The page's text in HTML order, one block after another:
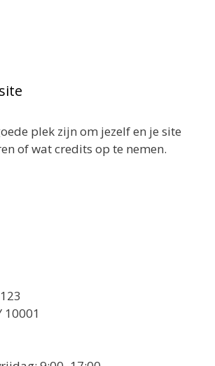
plek zijn om jezelf en je site
of wat credits op te nemen.
10001